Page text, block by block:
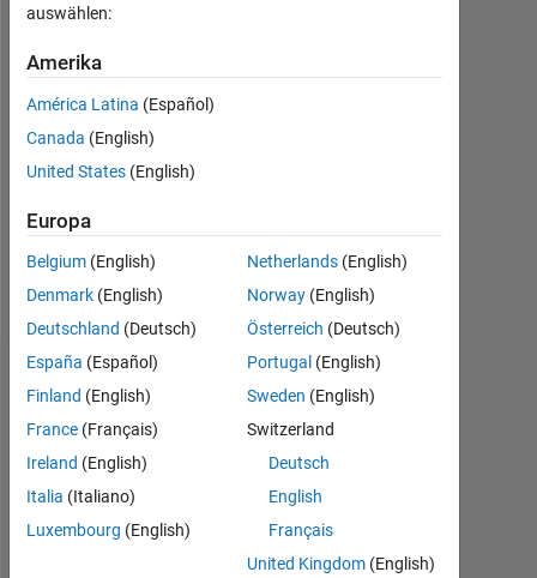
Aktiv
2022
Followers:
0
Statistik
-2
-1 3
4
auswählen:
Amerika
América Latina (Español)
Canada (English)
United States (English)
Europa
Belgium (English)
Denmark (English)
Deutschland (Deutsch)
España (Español)
Finland (English)
France (Français)
Ireland (English)
Italia (Italiano)
Luxembourg (English)
Netherlands (English)
Norway (English)
Österreich (Deutsch)
Portugal (English)
Sweden (English)
Switzerland
Deutsch
English
Français
United Kingdom (English)